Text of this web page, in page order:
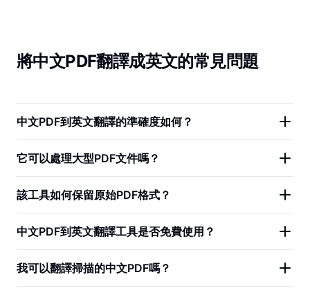
將中文PDF翻譯成英文的常見問題
中文PDF到英文翻譯的準確度如何？
它可以處理大型PDF文件嗎？
該工具如何保留原始PDF格式？
中文PDF到英文翻譯工具是否免費使用？
我可以翻譯掃描的中文PDF嗎？